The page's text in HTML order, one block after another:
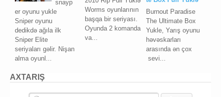
snayp
er oyunu yukle
Sniper oyunu
dedikdə ağıla ilk
Sniper Elite
seriyaları gəlir. Nişan
alma oyunl...
Burnout Paradise
The Ultimate Box
Yukle, Yarış oyunu
həvəskarları
arasında ən çox
sevi...
Worms oyunlarının
başqa bir seriyası.
Oyunda 2 komanda
va...
AXTARIŞ